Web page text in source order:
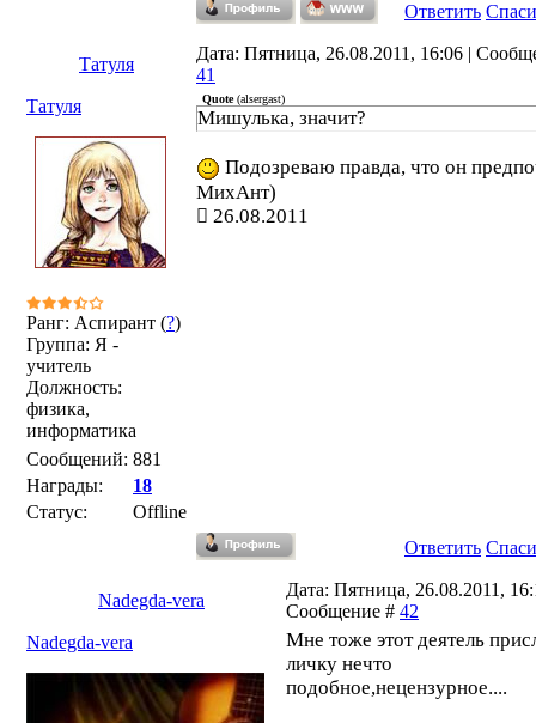
Ответить
Татуля
Дата: Пятница, 26.08.2011, 16:06 |
41
Татуля
Ранг: Аспирант (?)
Группа: Я -
учитель
Должность:
физика,
информатика
Сообщений: 881
Награды:
18
Статус:
Offline
Quote(alsergast)
Мишулька, значит?
Подозреваю правда, что он
МихАнт)
26.08.2011
Ответить
Nadegda-vera
Дата: Пятница, 26.08.2011,
Сообщение # 42
Nadegda-vera
Мне тоже этот деятель
личку нечто
подобное,нецензурное....